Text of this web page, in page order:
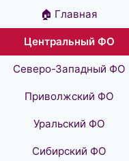
🏠 Главная
Центральный ФО
Северо-Западный ФО
Приволжский ФО
Уральский ФО
Сибирский ФО